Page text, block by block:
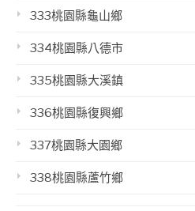
333桃園縣龜山鄉
334桃園縣八德市
335桃園縣大溪鎮
336桃園縣復興鄉
337桃園縣大園鄉
338桃園縣蘆竹鄉